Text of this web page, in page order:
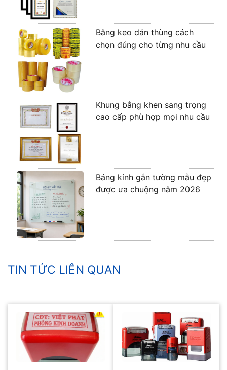
Băng keo dán thùng cách
chọn đúng cho từng nhu cầu
Khung bằng khen sang trọng
cao cấp phù hợp mọi nhu cầu
Bảng kính gắn tường mẫu đẹp
được ưa chuộng năm 2026
TIN TỨC LIÊN QUAN